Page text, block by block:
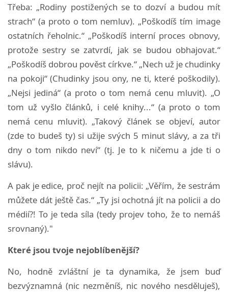
Třeba: „Rodiny postižených se to dozví a budou mít
strach“ (a proto o tom nemluv). „Poškodíš tím image
ostatních řeholnic.“ „Poškodíš interní proces obnovy,
protože sestry se zatvrdí, jak se budou obhajovat.“
„Poškodíš dobrou pověst církve.“ „Nech už je chudinky
na pokoji“ (Chudinky jsou ony, ne ti, které poškodily).
„Nejsi jediná“ (a proto o tom nemá cenu mluvit). „O
tom už vyšlo článků, i celé knihy...“ (a proto o tom
nemá cenu mluvit). „Takový článek se objeví, autor
(zde to budeš ty) si užije svých 5 minut slávy, a za tři
dny o tom nikdo neví“ (tj. Je to k ničemu a jde ti o
slávu).
A pak je edice, proč nejít na policii: „Věřím, že sestrám
můžete dát ještě čas.“ „Ty jsi ochotná jít na policii a do
médií?! To je teda síla (tedy projev toho, že to nemáš
srovnaný)."
Které jsou tvoje nejoblíbenější?
No, hodně zvláštní je ta dynamika, že jsem buď
bezvýznamná (nic nezměníš, nic nového nesděluješ),